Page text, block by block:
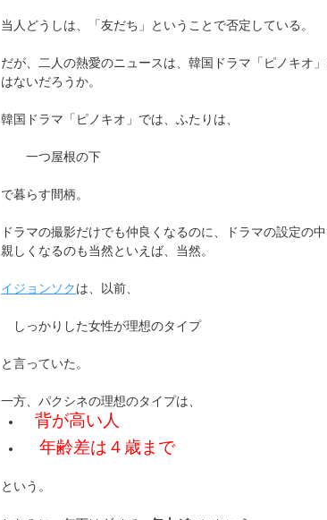
当人どうしは、「友だち」ということで否定している。
だが、二人の熱愛のニュースは、韓国ドラマ「ピノキオ
はないだろうか。
韓国ドラマ「ピノキオ」では、ふたりは、
一つ屋根の下
で暮らす間柄。
ドラマの撮影だけでも仲良くなるのに、ドラマの設定の
親しくなるのも当然といえば、当然。
イジョンソクは、以前、
しっかりした女性が理想のタイプ
と言っていた。
一方、パクシネの理想のタイプは、
背が高い人
年齢差は４歳まで
という。